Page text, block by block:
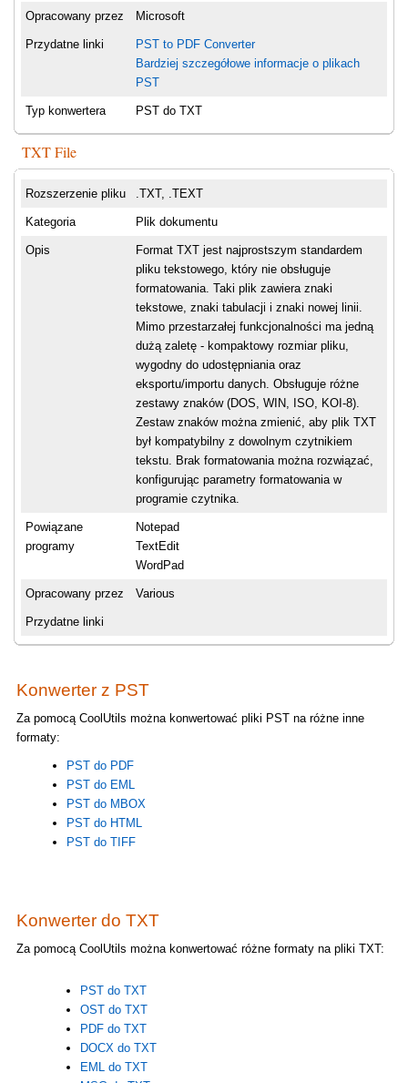
Opracowany przez Microsoft
Przydatne linki
PST to PDF Converter
Bardziej szczegółowe informacje o plikach
PST
Typ konwertera PST do TXT
TXT File
Rozszerzenie pliku .TXT, .TEXT
Kategoria Plik dokumentu
Opis
Format TXT jest najprostszym standardem
pliku tekstowego, który nie obsługuje
formatowania. Taki plik zawiera znaki
tekstowe, znaki tabulacji i znaki nowej linii.
Mimo przestarzałej funkcjonalności ma jedną
dużą zaletę - kompaktowy rozmiar pliku,
wygodny do udostępniania oraz
eksportu/importu danych. Obsługuje różne
zestawy znaków (DOS, WIN, ISO, KOI-8).
Zestaw znaków można zmienić, aby plik TXT
był kompatybilny z dowolnym czytnikiem
tekstu. Brak formatowania można rozwiązać,
konfigurując parametry formatowania w
programie czytnika.
Powiązane
programy
Notepad
TextEdit
WordPad
Opracowany przez Various
Przydatne linki
Konwerter z PST
Za pomocą CoolUtils można konwertować pliki PST na różne inne
formaty:
PST do PDF
PST do EML
PST do MBOX
PST do HTML
PST do TIFF
Konwerter do TXT
Za pomocą CoolUtils można konwertować różne formaty na pliki TXT:
PST do TXT
OST do TXT
PDF do TXT
DOCX do TXT
EML do TXT